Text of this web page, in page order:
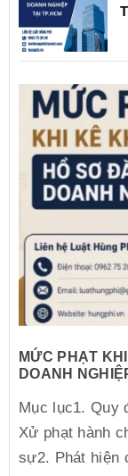
MỨC PHẠT
DOANH
Mục lục1. Quy
Xử phạt hành
sự2. Phát hiện